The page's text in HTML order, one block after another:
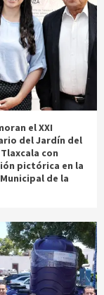
el XXI
del Jardín del
con
pictórica en la
de la